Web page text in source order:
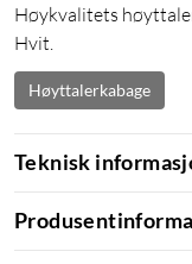
Høykvalitets
Hvit.
Høyttalerkabage
Teknisk